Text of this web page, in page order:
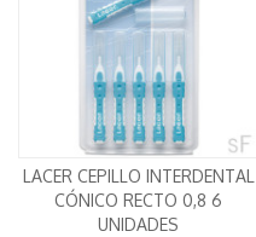
LACER CEPILLO INTERDENTAL
CÓNICO RECTO 0,8 6
UNIDADES